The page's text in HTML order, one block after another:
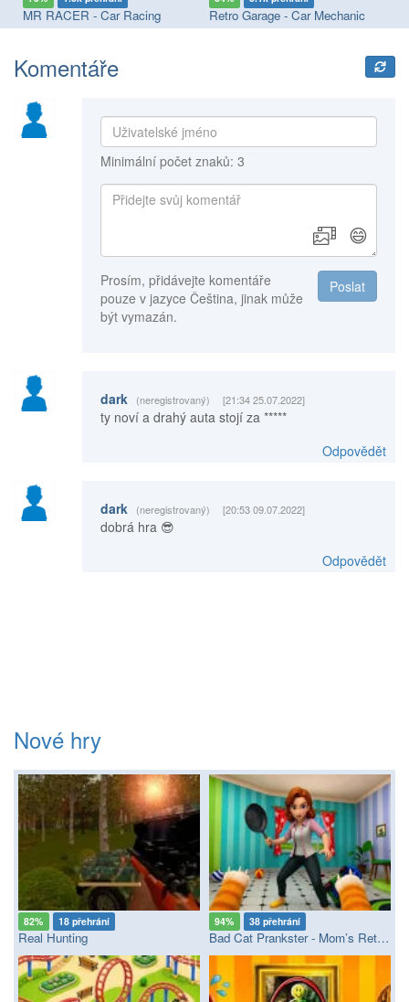
MR RACER - Car Racing Retro Garage - Car Mechanic
Komentáře
Minimální počet znaků: 3
😄
Poslat
Prosím, přidávejte komentáře
pouze v jazyce Čeština, jinak může
být vymazán.
dark (neregistrovaný) [21:34 25.07.2022]
ty noví a drahý auta stojí za *****
Odpovědět
dark (neregistrovaný) [20:53 09.07.2022]
dobrá hra 😎
Odpovědět
Nové hry
82% 18 přehrání
Real Hunting
94% 38 přehrání
Bad Cat Prankster - Mom’s Return